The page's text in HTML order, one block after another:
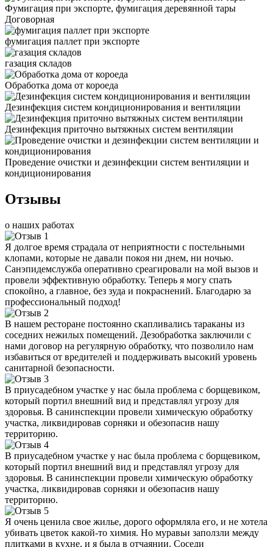
Фумигация при экспорте, фумигация деревянной тары
Договорная
фумигация паллет при экспорте
газация складов
Обработка дома от короеда
Дезинфекция систем кондиционирования и вентиляции
Дезинфекция приточно вытяжных систем вентиляции
Проведение очистки и дезинфекции систем вентиляции и
кондиционирования
Отзывы
о наших работах
Я долгое время страдала от неприятности с постельными
клопами, которые не давали покоя ни днем, ни ночью.
Санэпидемслужба оперативно среагировали на мой вызов и
провели эффективную обработку. Теперь я могу спать
спокойно, а главное, без зуда и покраснений. Благодарю за
профессиональный подход!
В нашем ресторане постоянно скапливались тараканы из
соседних нежилых помещений. Дезобработка заключили с
нами договор на регулярную обработку, что позволило нам
избавиться от вредителей и поддерживать высокий уровень
санитарной безопасности.
В приусадебном участке у нас была проблема с борщевиком,
который портил внешний вид и представлял угрозу для
здоровья. В санинспекции провели химическую обработку
участка, ликвидировав сорняки и обезопасив нашу
территорию.
В приусадебном участке у нас была проблема с борщевиком,
который портил внешний вид и представлял угрозу для
здоровья. В санинспекции провели химическую обработку
участка, ликвидировав сорняки и обезопасив нашу
территорию.
Я очень ценила свое жилье, дорого оформляла его, и не хотела
убивать цветок какой-то химия. Но муравьи заползли между
плитками в кухне, и я была в отчаянии. Соседи